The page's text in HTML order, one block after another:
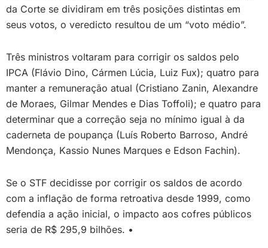
da Corte se dividiram em três posições distintas em
seus votos, o veredicto resultou de um “voto médio”.
Três ministros voltaram para corrigir os saldos pelo
IPCA (Flávio Dino, Cármen Lúcia, Luiz Fux); quatro para
manter a remuneração atual (Cristiano Zanin, Alexandre
de Moraes, Gilmar Mendes e Dias Toffoli); e quatro para
determinar que a correção seja no mínimo igual à da
caderneta de poupança (Luís Roberto Barroso, André
Mendonça, Kassio Nunes Marques e Edson Fachin).
Se o STF decidisse por corrigir os saldos de acordo
com a inflação de forma retroativa desde 1999, como
defendia a ação inicial, o impacto aos cofres públicos
seria de R$ 295,9 bilhões. •